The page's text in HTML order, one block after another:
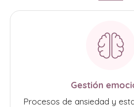
Gestión
Procesos de ansiedad y